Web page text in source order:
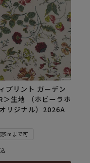
プリント ガーデン
＞生地 （ホビーラホ
リジナル）2026A
5mまで可